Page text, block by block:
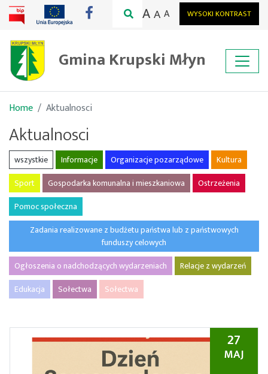
WYSOKI KONTRAST
AA A
Gmina Krupski Młyn
Home Aktualnosci
Aktualnosci
wszystkie Informacje Organizacje pozarządowe
Kultura
Sport
Gospodarka komunalna i mieszkaniowa
Ostrzeżenia
Pomoc społeczna
Zadania realizowane z budżetu państwa lub z państwowych
funduszy celowych
Ogłoszenia o nadchodzących wydarzeniach
Relacje z wydarzeń
Edukacja
Sołectwa Sołectwa
27
MAJ